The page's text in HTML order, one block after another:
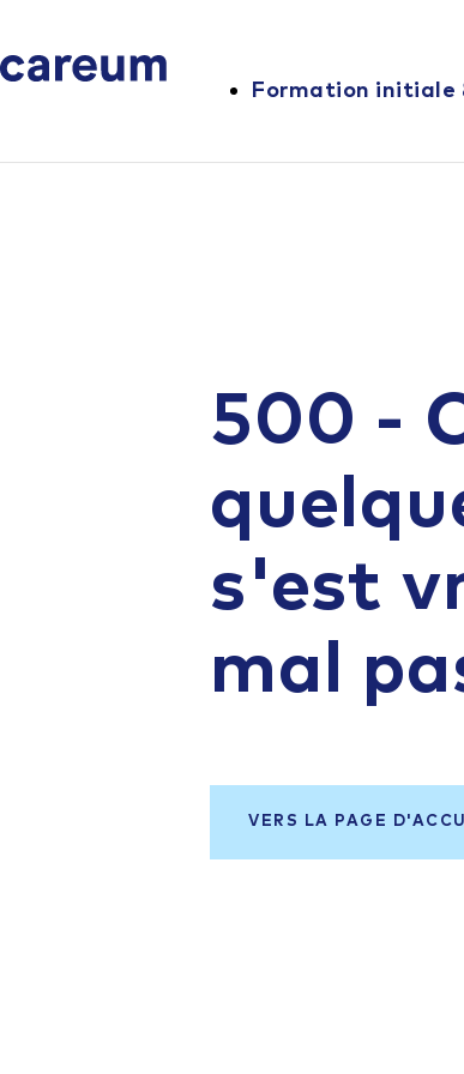
Formation initiale
500 -
s'est
mal
VERS LA PAGE